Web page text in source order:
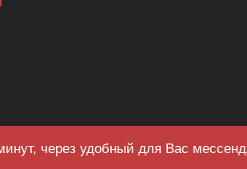
через удобный для Вас